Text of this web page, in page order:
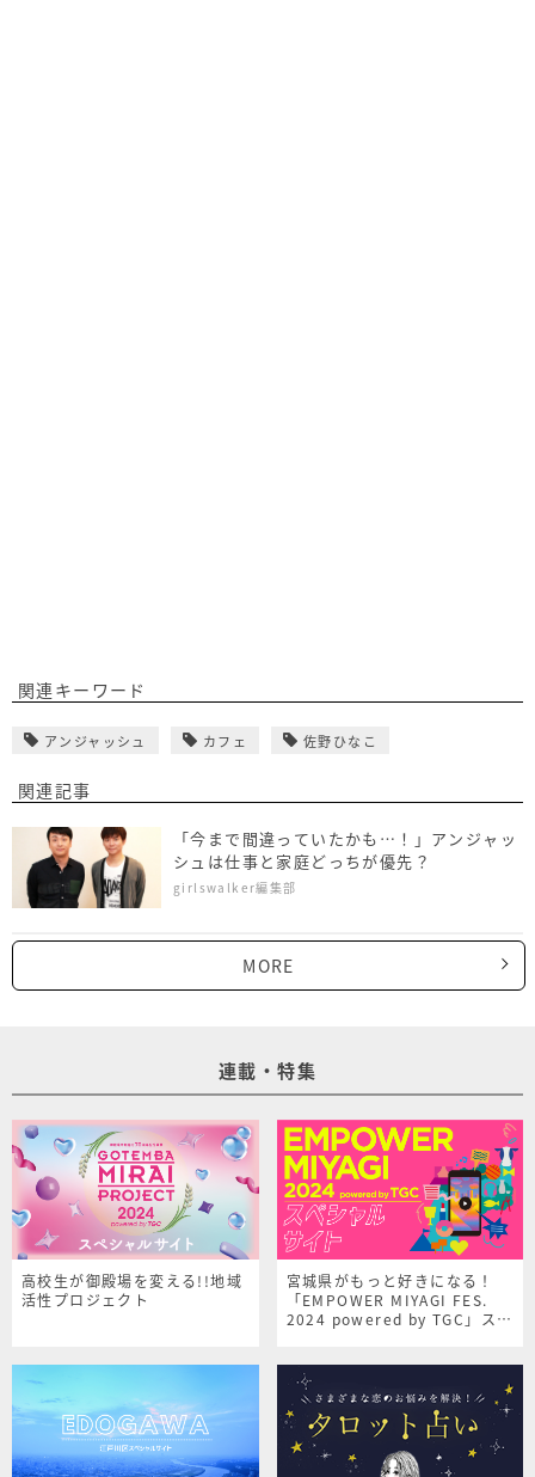
関連キーワード
アンジャッシュ カフェ 佐野ひなこ
関連記事
「今まで間違っていたかも…！」アンジャッ
シュは仕事と家庭どっちが優先？
girlswalker編集部
MORE
連載・特集
高校生が御殿場を変える!!地域
活性プロジェクト
宮城県がもっと好きになる！
「EMPOWER MIYAGI FES.
2024 powered by TGC」スペ